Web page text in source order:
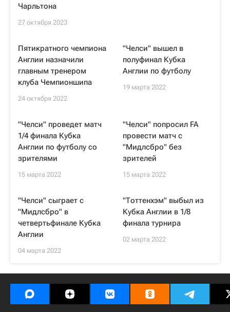
Чарльтона
27 октября 2023
Пятикратного чемпиона
Англии назначили
главным тренером
клуба Чемпионшипа
24 октября 2022
"Челси" вышел в
полуфинал Кубка
Англии по футболу
19 марта 2022
"Челси" проведет матч
1/4 финала Кубка
Англии по футболу со
зрителями
15 марта 2022
"Челси" попросил FA
провести матч с
"Мидлсбро" без
зрителей
15 марта 2022
"Челси" сыграет с
"Мидлсбро" в
четвертьфинале Кубка
Англии
04 марта 2022
"Тоттенхэм" выбыл из
Кубка Англии в 1/8
финала турнира
02 марта 2022